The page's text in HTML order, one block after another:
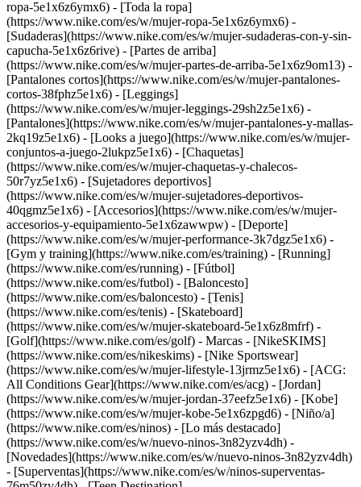
ropa-5e1x6z6ymx6) - [Toda la ropa]
(https://www.nike.com/es/w/mujer-ropa-5e1x6z6ymx6) -
[Sudaderas](https://www.nike.com/es/w/mujer-sudaderas-con-y-sin-
capucha-5e1x6z6rive) - [Partes de arriba]
(https://www.nike.com/es/w/mujer-partes-de-arriba-5e1x6z9om13) -
[Pantalones cortos](https://www.nike.com/es/w/mujer-pantalones-
cortos-38fphz5e1x6) - [Leggings]
(https://www.nike.com/es/w/mujer-leggings-29sh2z5e1x6) -
[Pantalones](https://www.nike.com/es/w/mujer-pantalones-y-mallas-
2kq19z5e1x6) - [Looks a juego](https://www.nike.com/es/w/mujer-
conjuntos-a-juego-2lukpz5e1x6) - [Chaquetas]
(https://www.nike.com/es/w/mujer-chaquetas-y-chalecos-
50r7yz5e1x6) - [Sujetadores deportivos]
(https://www.nike.com/es/w/mujer-sujetadores-deportivos-
40qgmz5e1x6) - [Accesorios](https://www.nike.com/es/w/mujer-
accesorios-y-equipamiento-5e1x6zawwpw) - [Deporte]
(https://www.nike.com/es/w/mujer-performance-3k7dgz5e1x6) -
[Gym y training](https://www.nike.com/es/training) - [Running]
(https://www.nike.com/es/running) - [Fútbol]
(https://www.nike.com/es/futbol) - [Baloncesto]
(https://www.nike.com/es/baloncesto) - [Tenis]
(https://www.nike.com/es/tenis) - [Skateboard]
(https://www.nike.com/es/w/mujer-skateboard-5e1x6z8mfrf) -
[Golf](https://www.nike.com/es/golf) - Marcas - [NikeSKIMS]
(https://www.nike.com/es/nikeskims) - [Nike Sportswear]
(https://www.nike.com/es/w/mujer-lifestyle-13jrmz5e1x6) - [ACG:
All Conditions Gear](https://www.nike.com/es/acg) - [Jordan]
(https://www.nike.com/es/w/mujer-jordan-37eefz5e1x6) - [Kobe]
(https://www.nike.com/es/w/mujer-kobe-5e1x6zpgd6) - [Niño/a]
(https://www.nike.com/es/ninos) - [Lo más destacado]
(https://www.nike.com/es/w/nuevo-ninos-3n82yzv4dh) -
[Novedades](https://www.nike.com/es/w/nuevo-ninos-3n82yzv4dh)
- [Superventas](https://www.nike.com/es/w/ninos-superventas-